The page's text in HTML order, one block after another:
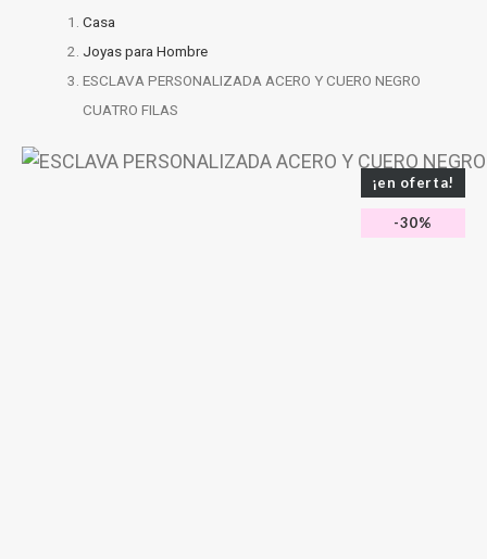
Casa
Joyas para Hombre
ESCLAVA PERSONALIZADA ACERO Y CUERO NEGRO
CUATRO FILAS
¡en oferta!
-30%